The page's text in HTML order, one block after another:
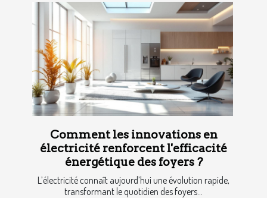
Comment les innovations en
électricité renforcent l'efficacité
énergétique des foyers ?
L’électricité connaît aujourd’hui une évolution rapide,
transformant le quotidien des foyers...